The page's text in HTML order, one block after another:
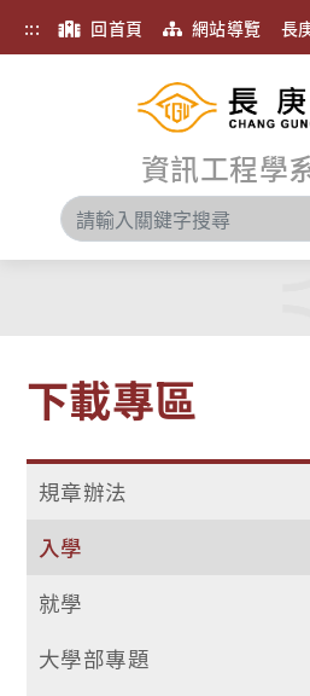
::: 回首頁 網站導覽 長
資訊工程學
下載專區
規章辦法
入學
就學
大學部專題